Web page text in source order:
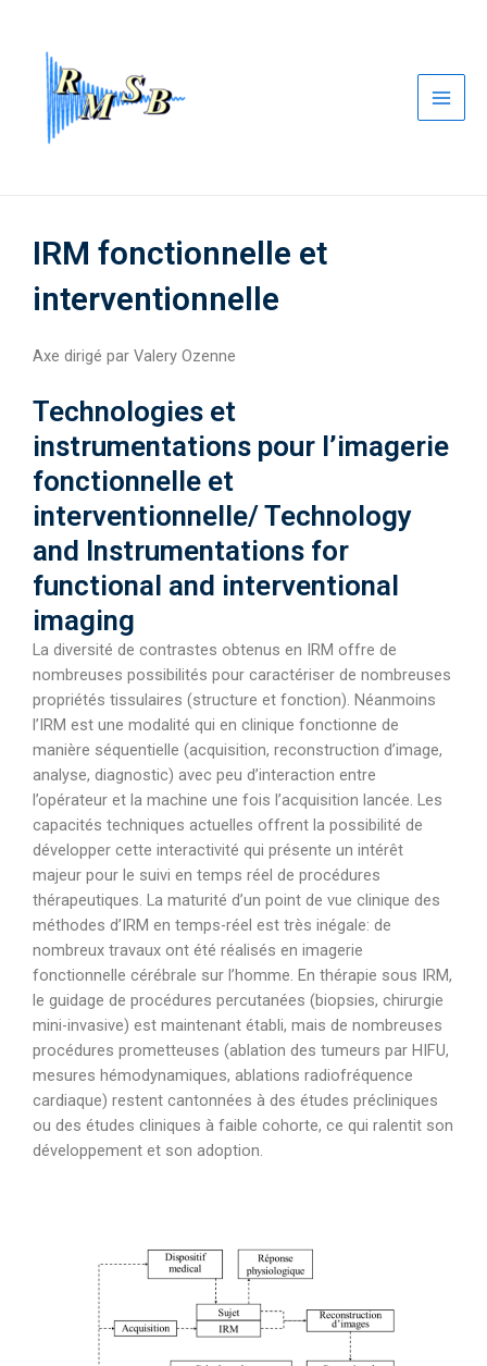
contenu
IRM fonctionnelle et
interventionnelle
Axe dirigé par Valery Ozenne
Technologies et
instrumentations pour l’imagerie
fonctionnelle et
interventionnelle/ Technology
and Instrumentations for
functional and interventional
imaging
La diversité de contrastes obtenus en IRM offre de
nombreuses possibilités pour caractériser de nombreuses
propriétés tissulaires (structure et fonction). Néanmoins
l’IRM est une modalité qui en clinique fonctionne de
manière séquentielle (acquisition, reconstruction d’image,
analyse, diagnostic) avec peu d’interaction entre
l’opérateur et la machine une fois l’acquisition lancée. Les
capacités techniques actuelles offrent la possibilité de
développer cette interactivité qui présente un intérêt
majeur pour le suivi en temps réel de procédures
thérapeutiques. La maturité d’un point de vue clinique des
méthodes d’IRM en temps-réel est très inégale: de
nombreux travaux ont été réalisés en imagerie
fonctionnelle cérébrale sur l’homme. En thérapie sous IRM,
le guidage de procédures percutanées (biopsies, chirurgie
mini-invasive) est maintenant établi, mais de nombreuses
procédures prometteuses (ablation des tumeurs par HIFU,
mesures hémodynamiques, ablations radiofréquence
cardiaque) restent cantonnées à des études précliniques
ou des études cliniques à faible cohorte, ce qui ralentit son
développement et son adoption.